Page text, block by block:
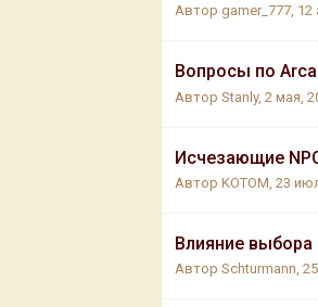
Авторgamer_777 12
Вопросы по
АвторStanly,2 мая,
Исчезающие
АвторKOTOM ,23
Влияние выбора
АвторSchturmann ,